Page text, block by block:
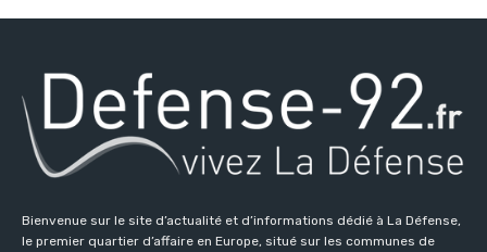
Bienvenue sur le site d’actualité et d’informations dédié à La Défense,
le premier quartier d’affaire en Europe, situé sur les communes de